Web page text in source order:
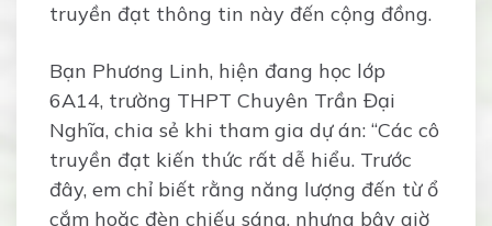
truyền đạt thông tin này đến cộng đồng.
Bạn Phương Linh, hiện đang học lớp
6A14, trường THPT Chuyên Trần Đại
Nghĩa, chia sẻ khi tham gia dự án: “Các cô
truyền đạt kiến thức rất dễ hiểu. Trước
đây, em chỉ biết rằng năng lượng đến từ ổ
cắm hoặc đèn chiếu sáng, nhưng bây giờ